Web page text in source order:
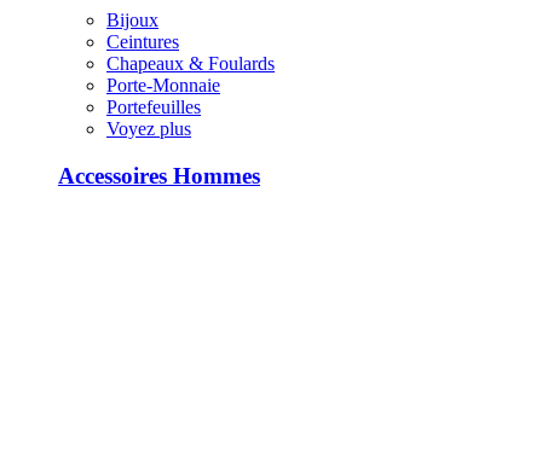
Bijoux
Ceintures
Chapeaux & Foulards
Porte-Monnaie
Portefeuilles
Voyez plus
Accessoires Hommes